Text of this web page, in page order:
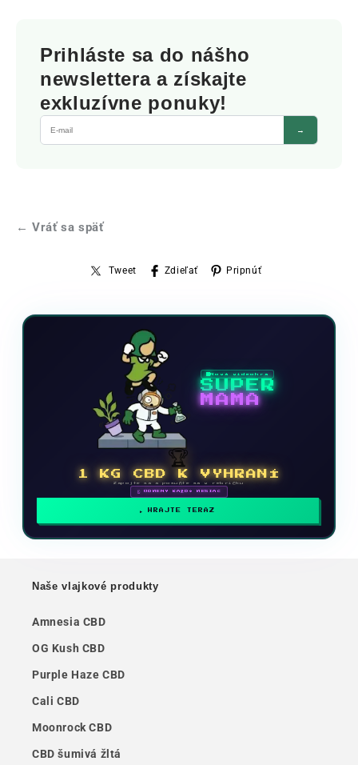
Prihláste sa do nášho
newslettera a získajte
exkluzívne ponuky!
→
← Vráť sa späť
Tweet Zdieľať Pripnúť
Nová videohra
SUPER
MAMA
🏆
1 KG CBD K VYHRANÍ
Zapojte sa a posuňte sa v rebríčku
🗓 ODMENY KAŽDÝ MESIAC
HRAJTE TERAZ
Naše vlajkové produkty
Amnesia CBD
OG Kush CBD
Purple Haze CBD
Cali CBD
Moonrock CBD
CBD šumivá žltá